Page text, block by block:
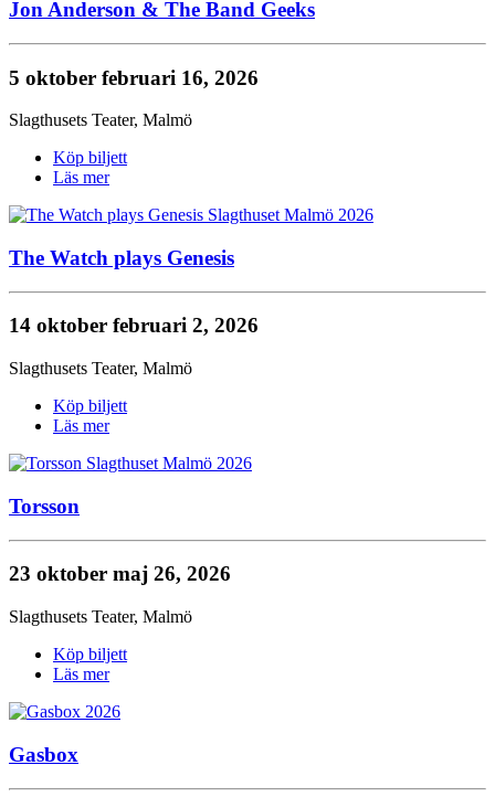
Jon Anderson & The Band Geeks
5 oktober februari 16, 2026
Slagthusets Teater, Malmö
Köp biljett
Läs mer
The Watch plays Genesis
14 oktober februari 2, 2026
Slagthusets Teater, Malmö
Köp biljett
Läs mer
Torsson
23 oktober maj 26, 2026
Slagthusets Teater, Malmö
Köp biljett
Läs mer
Gasbox